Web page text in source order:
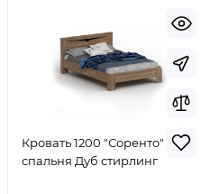
Кровать 1200 "Соренто"
спальня Дуб стирлинг